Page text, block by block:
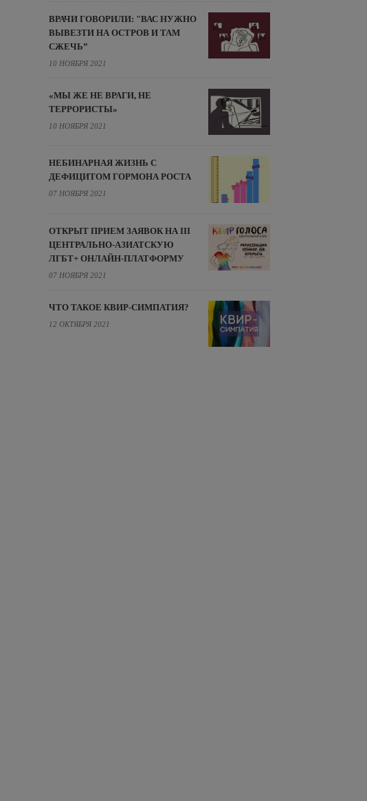
ВРАЧИ ГОВОРИЛИ: "ВАС НУЖНО
ВЫВЕЗТИ НА ОСТРОВ И ТАМ
СЖЕЧЬ”
10 НОЯБРЯ 2021
«МЫ ЖЕ НЕ ВРАГИ, НЕ
ТЕРРОРИСТЫ»
10 НОЯБРЯ 2021
НЕБИНАРНАЯ ЖИЗНЬ С
ДЕФИЦИТОМ ГОРМОНА РОСТА
07 НОЯБРЯ 2021
ОТКРЫТ ПРИЕМ ЗАЯВОК НА III
ЦЕНТРАЛЬНО-АЗИАТСКУЮ
ЛГБТ+ ОНЛАЙН-ПЛАТФОРМУ
07 НОЯБРЯ 2021
ЧТО ТАКОЕ КВИР-СИМПАТИЯ?
12 ОКТЯБРЯ 2021